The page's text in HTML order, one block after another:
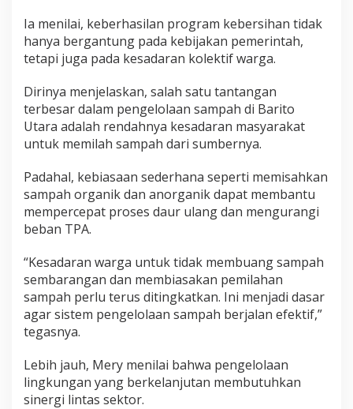
Ia menilai, keberhasilan program kebersihan tidak
hanya bergantung pada kebijakan pemerintah,
tetapi juga pada kesadaran kolektif warga.
Dirinya menjelaskan, salah satu tantangan
terbesar dalam pengelolaan sampah di Barito
Utara adalah rendahnya kesadaran masyarakat
untuk memilah sampah dari sumbernya.
Padahal, kebiasaan sederhana seperti memisahkan
sampah organik dan anorganik dapat membantu
mempercepat proses daur ulang dan mengurangi
beban TPA.
“Kesadaran warga untuk tidak membuang sampah
sembarangan dan membiasakan pemilahan
sampah perlu terus ditingkatkan. Ini menjadi dasar
agar sistem pengelolaan sampah berjalan efektif,”
tegasnya.
Lebih jauh, Mery menilai bahwa pengelolaan
lingkungan yang berkelanjutan membutuhkan
sinergi lintas sektor.